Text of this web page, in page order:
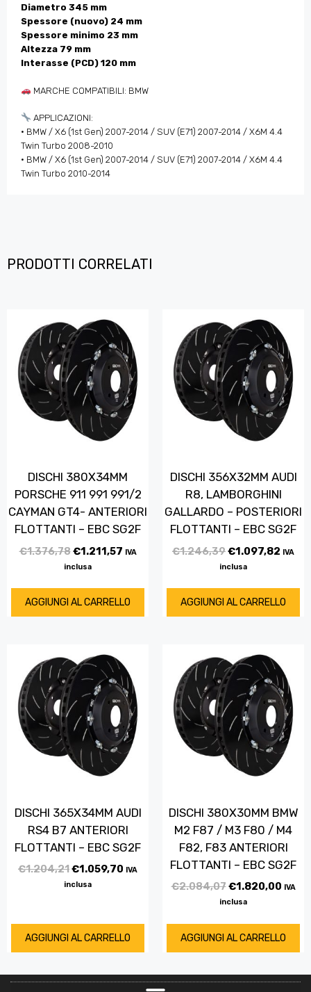
Diametro 345 mm
Spessore (nuovo) 24 mm
Spessore minimo 23 mm
Altezza 79 mm
Interasse (PCD) 120 mm
MARCHE COMPATIBILI: BMW
APPLICAZIONI:
• BMW / X6 (1st Gen) 2007-2014 / SUV (E71) 2007-2014 / X6M 4.4
Twin Turbo 2008-2010
• BMW / X6 (1st Gen) 2007-2014 / SUV (E71) 2007-2014 / X6M 4.4
Twin Turbo 2010-2014
PRODOTTI CORRELATI
DISCHI 380X34MM
PORSCHE 911 991 991/2
CAYMAN GT4- ANTERIORI
FLOTTANTI – EBC SG2F
€1.376,78€1.211,57 IVA
inclusa
AGGIUNGI AL CARRELLO
DISCHI 356X32MM AUDI
R8, LAMBORGHINI
GALLARDO – POSTERIORI
FLOTTANTI – EBC SG2F
€1.246,39€1.097,82 IVA
inclusa
AGGIUNGI AL CARRELLO
DISCHI 365X34MM AUDI
RS4 B7 ANTERIORI
FLOTTANTI – EBC SG2F
€1.204,21€1.059,70 IVA
inclusa
AGGIUNGI AL CARRELLO
DISCHI 380X30MM BMW
M2 F87 / M3 F80 / M4
F82, F83 ANTERIORI
FLOTTANTI – EBC SG2F
€2.084,07€1.820,00 IVA
inclusa
AGGIUNGI AL CARRELLO